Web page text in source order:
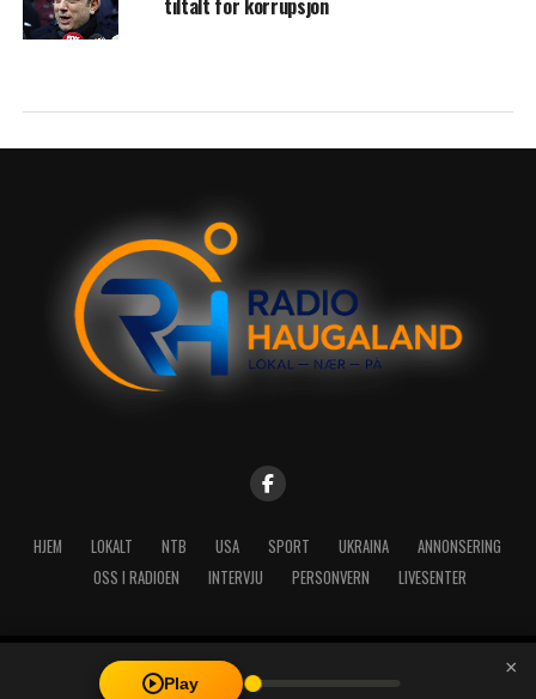
tiltalt for korrupsjon
HJEM LOKALT NTB USA SPORT UKRAINA
ANNONSERING
OSS I RADIOEN
INTERVJU PERSONVERN LIVESENTER
Copyright © 2026 A-Media AS | Radio Haugaland - Haraldsgata 114,
5527 Haugesund - Mail: post@radioh.no - Telefon: 52717273
Play
×